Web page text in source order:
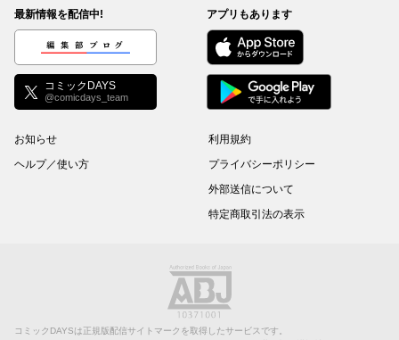
最新情報を配信中!
編集部ブログ
コミックDAYS
@comicdays_team
アプリもあります
お知らせ
ヘルプ／使い方
利用規約
プライバシーポリシー
外部送信について
特定商取引法の表示
コミックDAYSは正規版配信サイトマークを取得したサービスです。